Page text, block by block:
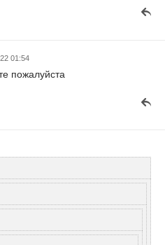
01:54
пожалуйста